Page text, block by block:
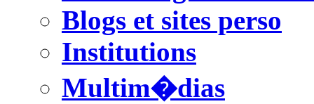
Blogs et sites perso
Institutions
Multim�dias